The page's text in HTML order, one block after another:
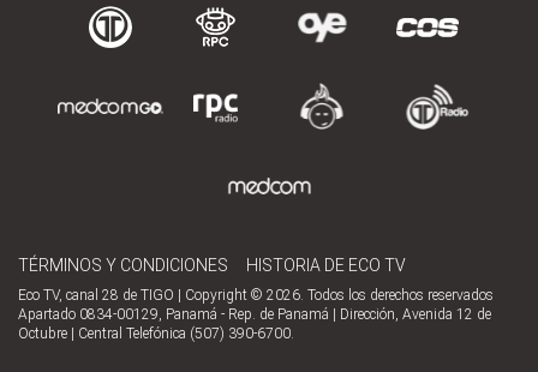
TÉRMINOS Y CONDICIONES HISTORIA DE ECO TV
Eco TV, canal 28 de TIGO | Copyright © 2026. Todos los derechos reservados
Apartado 0834-00129, Panamá - Rep. de Panamá | Dirección, Avenida 12 de
Octubre | Central Telefónica (507) 390-6700.